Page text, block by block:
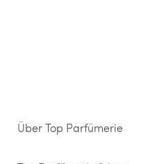
Über Top Parfümerie
Storefinder